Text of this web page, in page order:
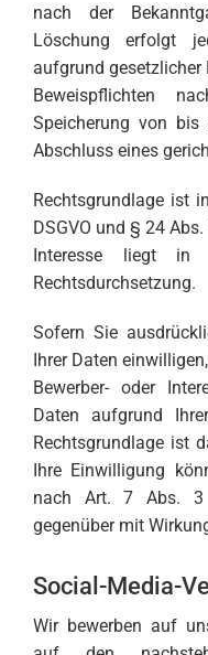
nach der
Löschung erfolgt
aufgrund gesetzlicher
Beweispflichten
Speicherung von
Abschluss eines
Rechtsgrundlage ist
DSGVO und § 24
Interesse liegt in
Rechtsdurchsetzung.
Sofern Sie
Ihrer Daten
Bewerber- oder
Daten aufgrund
Rechtsgrundlage ist
Ihre Einwilligung
nach Art. 7 Abs. 3
gegenüber mit
Social-Media-
Wir bewerben auf